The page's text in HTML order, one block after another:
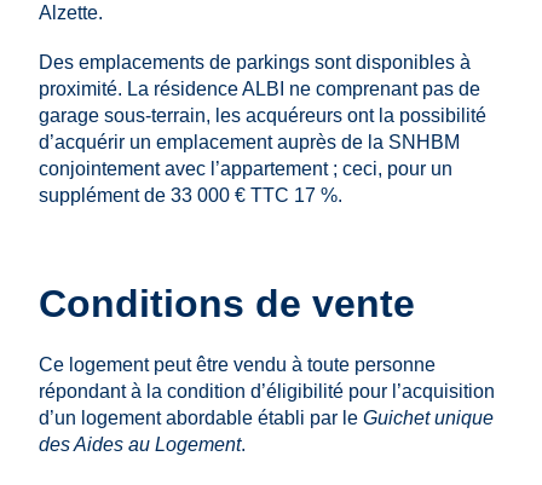
Alzette.
Des emplacements de parkings sont disponibles à
proximité. La résidence ALBI ne comprenant pas de
garage sous-terrain, les acquéreurs ont la possibilité
d’acquérir un emplacement auprès de la SNHBM
conjointement avec l’appartement ; ceci, pour un
supplément de 33 000 € TTC 17 %.
Conditions de vente
Ce logement peut être vendu à toute personne
répondant à la condition d’éligibilité pour l’acquisition
d’un logement abordable établi par leGuichet unique
des Aides au Logement.